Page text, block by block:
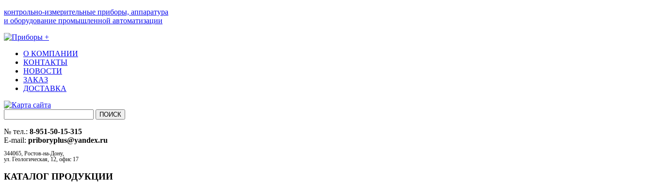
контрольно-измерительные приборы, аппаратура
и оборудование промышленной автоматизации
О КОМПАНИИ
КОНТАКТЫ
НОВОСТИ
ЗАКАЗ
ДОСТАВКА
№ тел.: 8-951-50-15-315
E-mail: priboryplus@yandex.ru
344065, Ростов-на-Дону,
ул. Геологическая, 12, офис 17
КАТАЛОГ ПРОДУКЦИИ